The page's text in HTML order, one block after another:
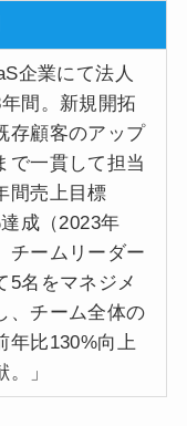
企業にて法人
間。新規開拓
存顧客のアップ
で一貫して担当
間売上目標
成（2023年
チームリーダー
5名をマネジメ
、チーム全体の
年比130%向上
。」